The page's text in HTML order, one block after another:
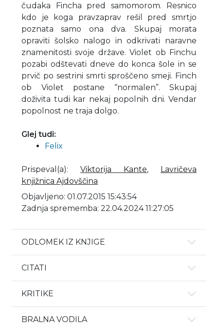
čudaka Fincha pred samomorom. Resnico
kdo je koga pravzaprav rešil pred smrtjo
poznata samo ona dva. Skupaj morata
opraviti šolsko nalogo in odkrivati naravne
znamenitosti svoje države. Violet ob Finchu
pozabi odštevati dneve do konca šole in se
prvič po sestrini smrti sproščeno smeji. Finch
ob Violet postane “normalen”. Skupaj
doživita tudi kar nekaj popolnih dni. Vendar
popolnost ne traja dolgo.
Glej tudi:
Felix
Prispeval(a): Viktorija Kante,
Lavričeva
knjižnica Ajdovščina
Objavljeno: 01.07.2015 15:43:54
Zadnja sprememba: 22.04.2024 11:27:05
ODLOMEK IZ KNJIGE
CITATI
KRITIKE
BRALNA VODILA